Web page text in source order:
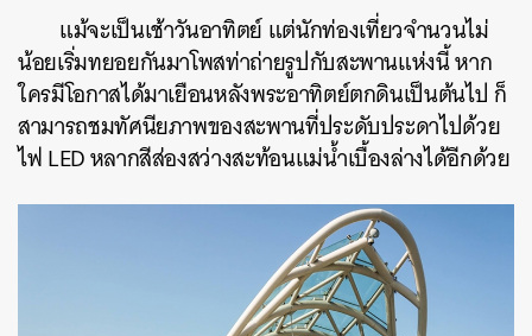
แม้จะเป็นเช้าวันอาทิตย์ แต่นักท่องเที่ยวจำนวนไม่
น้อยเริ่มทยอยกันมาโพสท่าถ่ายรูปกับสะพานแห่งนี้ หาก
ใครมีโอกาสได้มาเยือนหลังพระอาทิตย์ตกดินเป็นต้นไป ก็
สามารถชมทัศนียภาพของสะพานที่ประดับประดาไปด้วย
ไฟ LED หลากสีส่องสว่างสะท้อนแม่น้ำเบื้องล่างได้อีกด้วย